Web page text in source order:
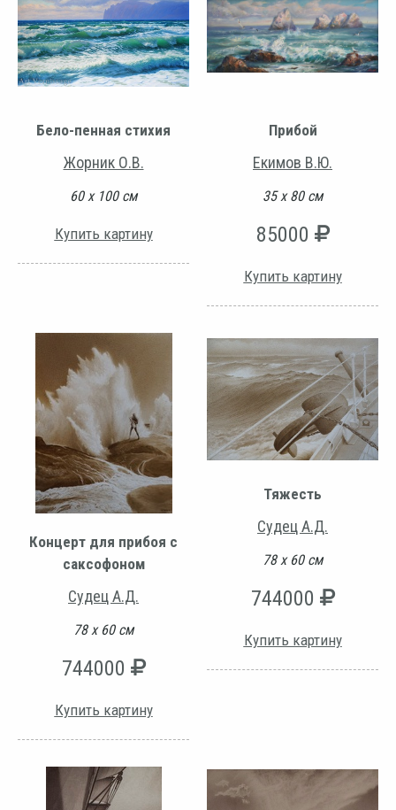
Бело-пенная стихия
Жорник О.В.
60 х 100 см
Купить картину
Прибой
Екимов В.Ю.
35 х 80 см
85000
Купить картину
Концерт для прибоя с
саксофоном
Судец А.Д.
78 х 60 см
744000
Купить картину
Тяжесть
Судец А.Д.
78 х 60 см
744000
Купить картину